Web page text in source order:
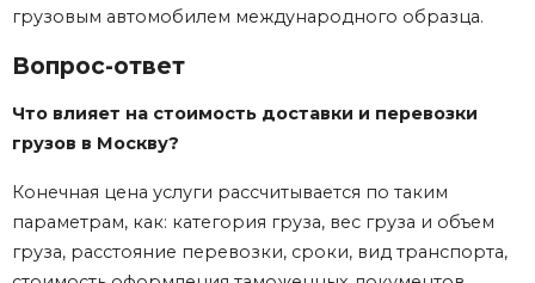
грузовым автомобилем международного образца.
Вопрос-ответ
Что влияет на стоимость доставки и перевозки
грузов в Москву?
Конечная цена услуги рассчитывается по таким
параметрам, как: категория груза, вес груза и объем
груза, расстояние перевозки, сроки, вид транспорта,